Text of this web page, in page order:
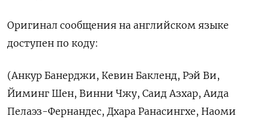
Оригинал сообщения на английском языке
доступен по коду:
(Анкур Банерджи, Кевин Бакленд, Рэй Ви,
Йиминг Шен, Винни Чжу, Саид Азхар, Аида
Пелаэз-Фернандес, Дхара Ранасингхе, Наоми